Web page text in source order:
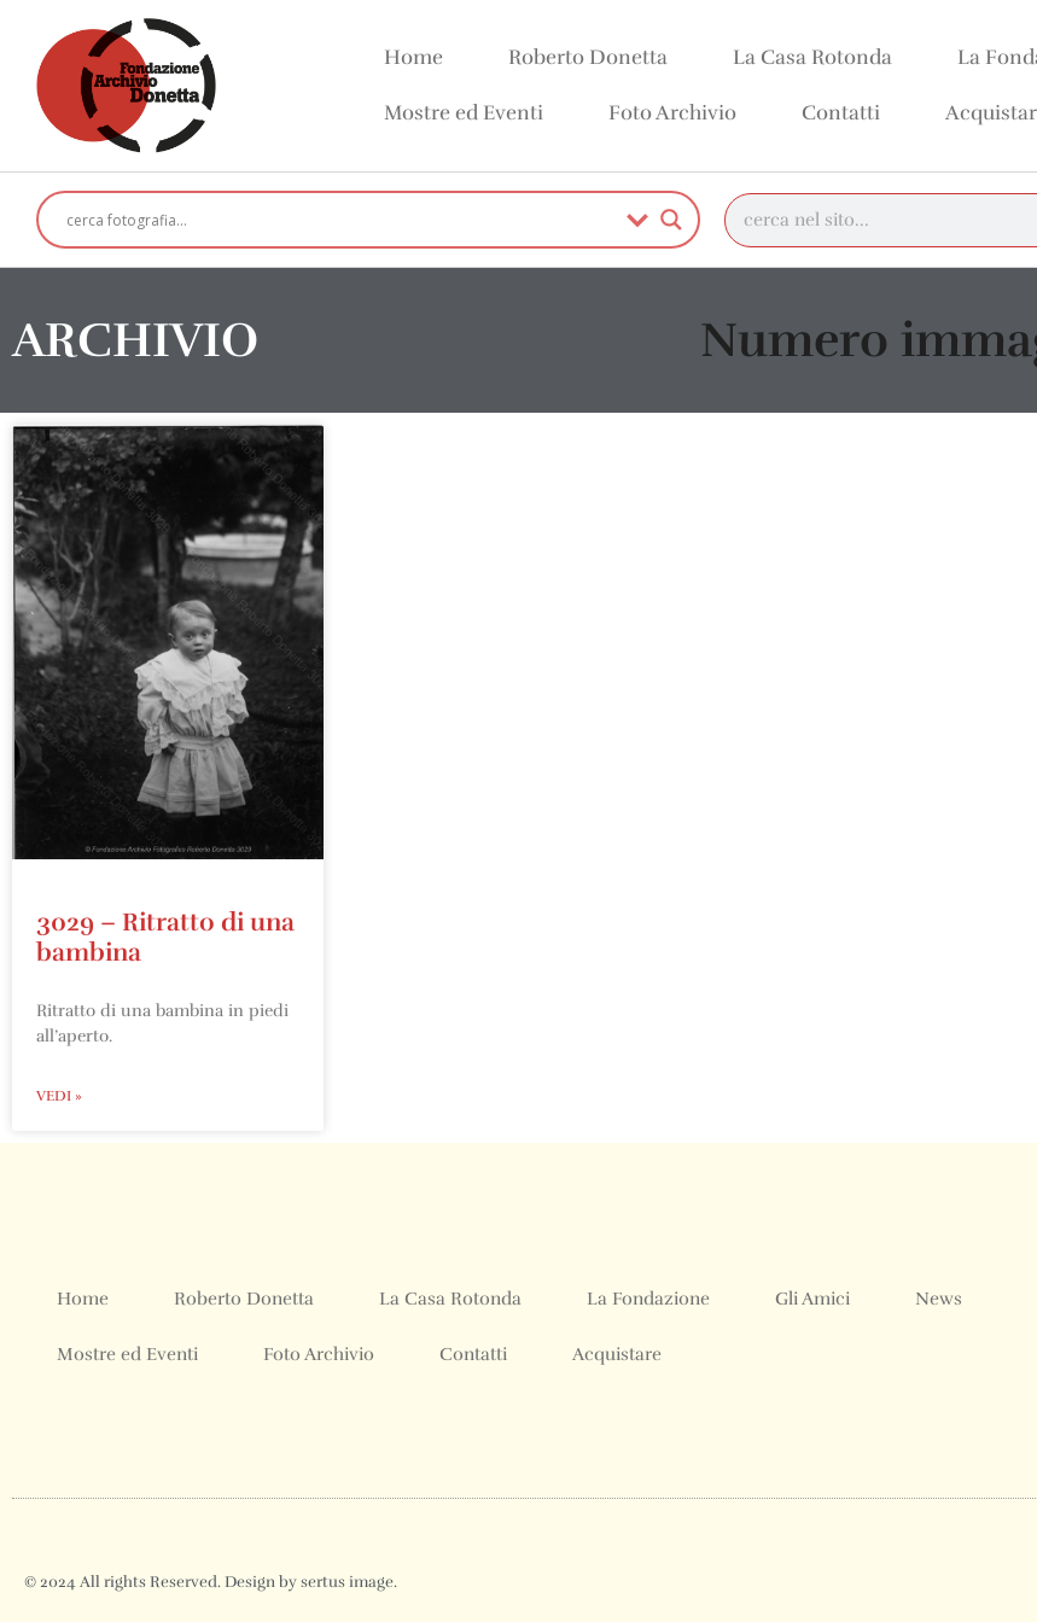
Home Roberto Donetta La Casa Rotonda La
Mostre ed Eventi Foto Archivio Contatti
ARCHIVIO Numero
3029 – Ritratto di una
bambina
Ritratto di una bambina in piedi
all’aperto.
VEDI »
Home Roberto Donetta La Casa Rotonda La Fondazione Gli Amici News
Mostre ed Eventi Foto Archivio Contatti Acquistare
© 2024 All rights Reserved. Design by sertus image.